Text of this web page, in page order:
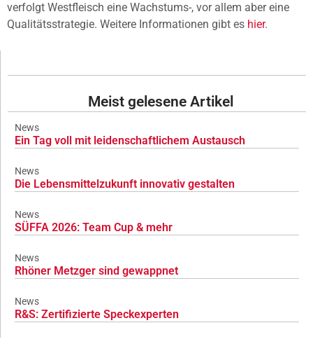
verfolgt Westfleisch eine Wachstums-, vor allem aber eine
Qualitätsstrategie. Weitere Informationen gibt es hier.
Meist gelesene Artikel
News
Ein Tag voll mit leidenschaftlichem Austausch
News
Die Lebensmittelzukunft innovativ gestalten
News
SÜFFA 2026: Team Cup & mehr
News
Rhöner Metzger sind gewappnet
News
R&S: Zertifizierte Speckexperten